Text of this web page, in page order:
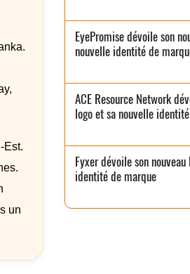
Est.
un
EyePromise dévoile son
nouvelle identité de
ACE Resource Network
logo et sa nouvelle
Fyxer dévoile son
identité de marque